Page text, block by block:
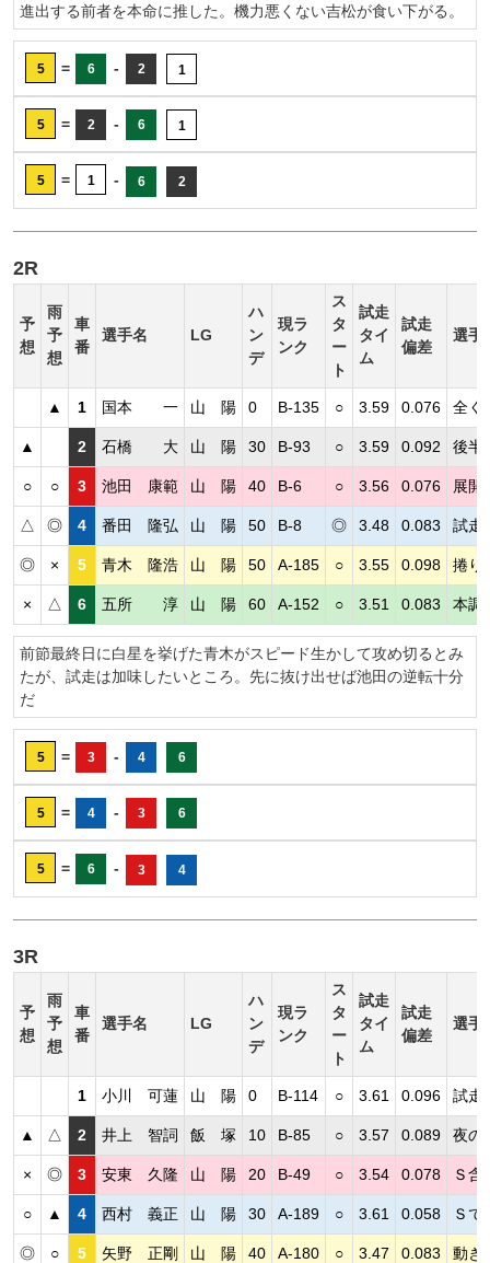
進出する前者を本命に推した。機力悪くない吉松が食い下がる。
5 = 6 - 2 1
5 = 2 - 6 1
5 = 1 - 6 2
2R
予
想
雨
予
想
車
番
選手名 LG
ハ
ン
デ
現ラ
ンク
ス
タ
ー
ト
試走
タイ
ム
試走
偏差
選手
▲ 1 国本 一 山 陽 0 B-135 ○ 3.59 0.076 全く
▲ 2 石橋 大 山 陽 30 B-93 ○ 3.59 0.092 後半
○ ○ 3 池田 康範 山 陽 40 B-6 ○ 3.56 0.076 展開
△ ◎ 4 番田 隆弘 山 陽 50 B-8 ◎ 3.48 0.083 試走
◎ × 5 青木 隆浩 山 陽 50 A-185 ○ 3.55 0.098 捲り
× △ 6 五所 淳 山 陽 60 A-152 ○ 3.51 0.083 本調
前節最終日に白星を挙げた青木がスピード生かして攻め切るとみ
たが、試走は加味したいところ。先に抜け出せば池田の逆転十分
だ
5 = 3 - 4 6
5 = 4 - 3 6
5 = 6 - 3 4
3R
予
想
雨
予
想
車
番
選手名 LG
ハ
ン
デ
現ラ
ンク
ス
タ
ー
ト
試走
タイ
ム
試走
偏差
選手
1 小川 可蓮 山 陽 0 B-114 ○ 3.61 0.096 試走
▲ △ 2 井上 智詞 飯 塚 10 B-85 ○ 3.57 0.089 夜の
× ◎ 3 安東 久隆 山 陽 20 B-49 ○ 3.54 0.078 Ｓ含
○ ▲ 4 西村 義正 山 陽 30 A-189 ○ 3.61 0.058 Ｓで
◎ ○ 5 矢野 正剛 山 陽 40 A-180 ○ 3.47 0.083 動き